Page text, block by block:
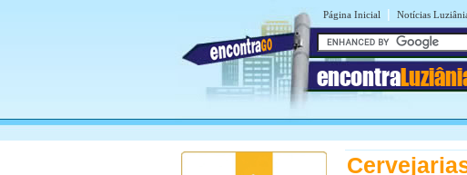
Página Inicial | Notícias
encontra